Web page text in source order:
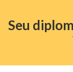
Seu